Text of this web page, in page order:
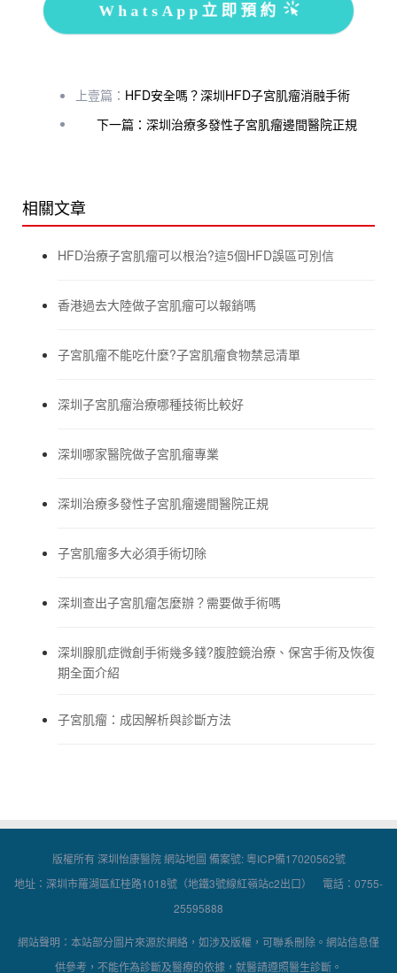
WhatsApp立即預約
上壹篇： HFD安全嗎？深圳HFD子宮肌瘤消融手術
下一篇：深圳治療多發性子宮肌瘤邊間醫院正規
相關文章
HFD治療子宮肌瘤可以根治?這5個HFD誤區可別信
香港過去大陸做子宮肌瘤可以報銷嗎
子宮肌瘤不能吃什麼?子宮肌瘤食物禁忌清單
深圳子宮肌瘤治療哪種技術比較好
深圳哪家醫院做子宮肌瘤專業
深圳治療多發性子宮肌瘤邊間醫院正規
子宮肌瘤多大必須手術切除
深圳查出子宮肌瘤怎麼辦？需要做手術嗎
深圳腺肌症微創手術幾多錢?腹腔鏡治療、保宮手術及恢復
期全面介紹
子宮肌瘤：成因解析與診斷方法
版權所有 深圳怡康醫院網站地圖 備案號:粵ICP備17020562號
地址：深圳市羅湖區紅桂路1018號（地鐵3號線紅嶺站c2出口） 電話：0755-
25595888
網站聲明：本站部分圖片來源於網絡，如涉及版權，可聯系刪除。網站信息僅
供參考，不能作為診斷及醫療的依據，就醫請遵照醫生診斷。